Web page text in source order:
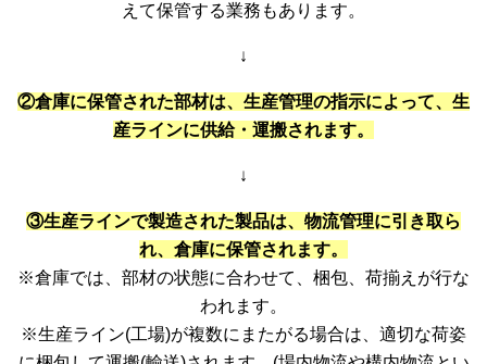
えて保管する業務もあります。
↓
②倉庫に保管された部材は、生産管理の指示によって、生
産ラインに供給・運搬されます。
↓
③生産ラインで製造された製品は、物流管理に引き取ら
れ、倉庫に保管されます。
※倉庫では、部材の状態に合わせて、梱包、荷揃えが行な
われます。
※生産ライン(工場)が複数にまたがる場合は、適切な荷姿